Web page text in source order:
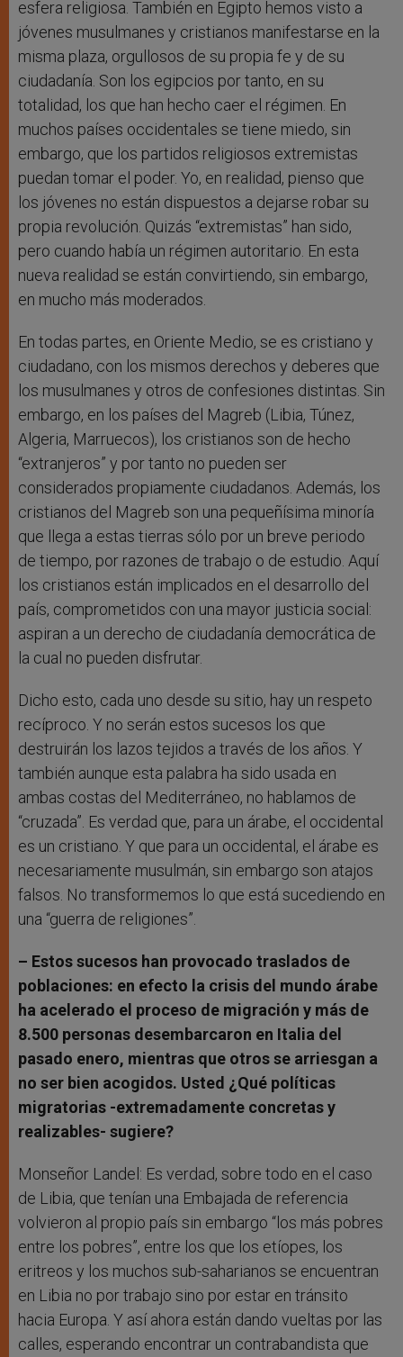
esfera religiosa. También en Egipto hemos visto a
jóvenes musulmanes y cristianos manifestarse en la
misma plaza, orgullosos de su propia fe y de su
ciudadanía. Son los egipcios por tanto, en su
totalidad, los que han hecho caer el régimen. En
muchos países occidentales se tiene miedo, sin
embargo, que los partidos religiosos extremistas
puedan tomar el poder. Yo, en realidad, pienso que
los jóvenes no están dispuestos a dejarse robar su
propia revolución. Quizás “extremistas” han sido,
pero cuando había un régimen autoritario. En esta
nueva realidad se están convirtiendo, sin embargo,
en mucho más moderados.
En todas partes, en Oriente Medio, se es cristiano y
ciudadano, con los mismos derechos y deberes que
los musulmanes y otros de confesiones distintas. Sin
embargo, en los países del Magreb (Libia, Túnez,
Algeria, Marruecos), los cristianos son de hecho
“extranjeros” y por tanto no pueden ser
considerados propiamente ciudadanos. Además, los
cristianos del Magreb son una pequeñísima minoría
que llega a estas tierras sólo por un breve periodo
de tiempo, por razones de trabajo o de estudio. Aquí
los cristianos están implicados en el desarrollo del
país, comprometidos con una mayor justicia social:
aspiran a un derecho de ciudadanía democrática de
la cual no pueden disfrutar.
Dicho esto, cada uno desde su sitio, hay un respeto
recíproco. Y no serán estos sucesos los que
destruirán los lazos tejidos a través de los años. Y
también aunque esta palabra ha sido usada en
ambas costas del Mediterráneo, no hablamos de
“cruzada”. Es verdad que, para un árabe, el occidental
es un cristiano. Y que para un occidental, el árabe es
necesariamente musulmán, sin embargo son atajos
falsos. No transformemos lo que está sucediendo en
una “guerra de religiones”.
– Estos sucesos han provocado traslados de
poblaciones: en efecto la crisis del mundo árabe
ha acelerado el proceso de migración y más de
8.500 personas desembarcaron en Italia del
pasado enero, mientras que otros se arriesgan a
no ser bien acogidos. Usted ¿Qué políticas
migratorias -extremadamente concretas y
realizables- sugiere?
Monseñor Landel: Es verdad, sobre todo en el caso
de Libia, que tenían una Embajada de referencia
volvieron al propio país sin embargo “los más pobres
entre los pobres”, entre los que los etíopes, los
eritreos y los muchos sub-saharianos se encuentran
en Libia no por trabajo sino por estar en tránsito
hacia Europa. Y así ahora están dando vueltas por las
calles, esperando encontrar un contrabandista que